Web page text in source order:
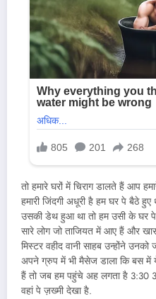
तो हमारे घरों में चिराग डालते हैं आप
हमारी जिंदगी अधूरी है हम घर पे बैठे
उसकी डेथ हुआ था तो हम उसी के घर
सारे लोग जो ताजियत में आए हैं और
मिस्टर वहीद वानी साहब उन्होंने
अपने ग्रुप में भी मैसेज डाला कि बस
हैं तो जब हम पहुंचे अह लगता है 3:30
वहां पे ज़ख्मी देखा है.